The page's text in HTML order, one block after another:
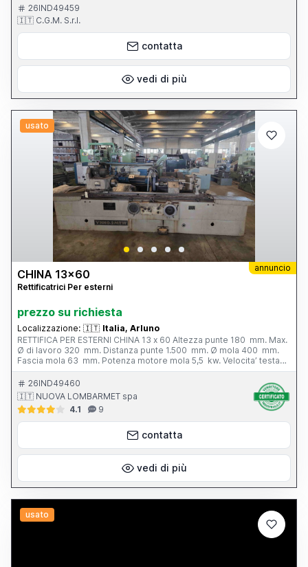
26IND49459
🇮🇹 C.G.M. S.r.l.
contatta
vedi di più
usato
annuncio
CHINA 13x60
Rettificatrici Per esterni
prezzo su richiesta
Localizzazione: 🇮🇹 Italia, Arluno
RETTIFICA PER ESTERNI CHINA 13 x 60 Altezza punte 180 mm. Max.
Ø di lavoro 320 mm. Distanza punte 1.500 mm. Ø mola 400 mm.
Fascia mola 63 mm. Potenza motore mola 5,5 kw. Velocita’ testa
portapezzo - N. 6; 28 - 280 g/min. Inclinazione tavola - 3° / + 6°
Peso totale 3.800 kg. Completa di: - n. 1 autocentrante Ø 165 mm.
- n. 1 lunetta chiusa - vasca con filtro - cunei di livellamento
26IND49460
🇮🇹 NUOVA LOMBARMET spa
4.1
9
contatta
vedi di più
usato